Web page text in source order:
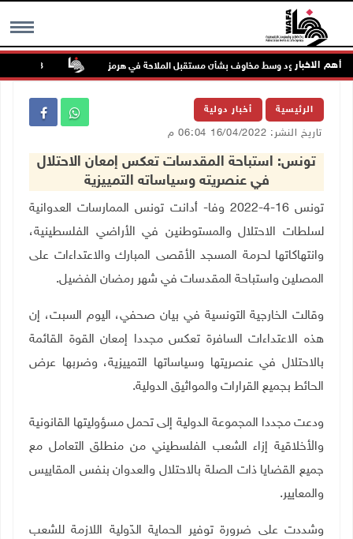
MENU أهم الاخبار
تواصل الصعود وسط مخاوف بشأن مستقبل الملاحة في هرمز 48 إصابة منذ بدء عدوان الاحتلال على مخيم قلنديا وكفر عقب شمال القدس
الرئيسية أخبار دولية
تاريخ النشر: 16/04/2022 06:04 م
تونس: استباحة المقدسات تعكس إمعان الاحتلال
في عنصريته وسياساته التمييزية
تونس 16-4-2022 وفا- أدانت تونس الممارسات العدوانية
لسلطات الاحتلال والمستوطنين في الأراضي الفلسطينية،
وانتهاكاتها لحرمة المسجد الأقصى المبارك والاعتداءات على
المصلين واستباحة المقدسات في شهر رمضان الفضيل.
وقالت الخارجية التونسية في بيان صحفي، اليوم السبت، إن
هذه الاعتداءات السافرة تعكس مجددا إمعان القوة القائمة
بالاحتلال في عنصريتها وسياساتها التمييزية، وضربها عرض
الحائط بجميع القرارات والمواثيق الدولية.
ودعت مجددا المجموعة الدولية إلى تحمل مسؤوليتها القانونية
والأخلاقية إزاء الشعب الفلسطيني من منطلق التعامل مع
جميع القضايا ذات الصلة بالاحتلال والعدوان بنفس المقاييس
والمعايير.
وشددت على ضرورة توفير الحماية الدّولية اللازمة للشعب